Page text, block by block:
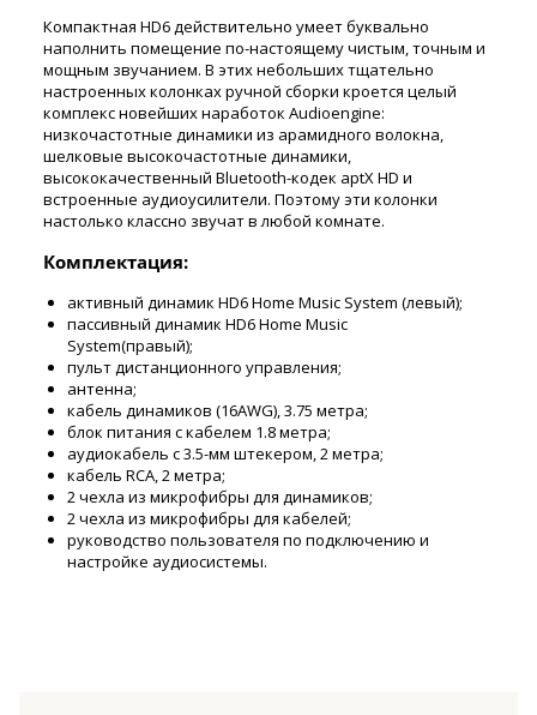
Компактная HD6 действительно умеет буквально
наполнить помещение по-настоящему чистым, точным и
мощным звучанием. В этих небольших тщательно
настроенных колонках ручной сборки кроется целый
комплекс новейших наработок Audioengine:
низкочастотные динамики из арамидного волокна,
шелковые высокочастотные динамики,
высококачественный Bluetooth-кодек aptX HD и
встроенные аудиоусилители. Поэтому эти колонки
настолько классно звучат в любой комнате.
Комплектация:
активный динамик HD6 Home Music System (левый);
пассивный динамик HD6 Home Music
System(правый);
пульт дистанционного управления;
антенна;
кабель динамиков (16AWG), 3.75 метра;
блок питания с кабелем 1.8 метра;
аудиокабель с 3.5-мм штекером, 2 метра;
кабель RCA, 2 метра;
2 чехла из микрофибры для динамиков;
2 чехла из микрофибры для кабелей;
руководство пользователя по подключению и
настройке аудиосистемы.